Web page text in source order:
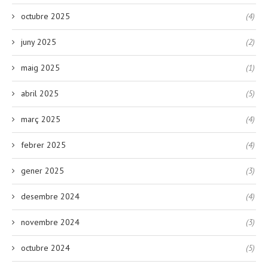
octubre 2025 (4)
juny 2025 (2)
maig 2025 (1)
abril 2025 (5)
març 2025 (4)
febrer 2025 (4)
gener 2025 (3)
desembre 2024 (4)
novembre 2024 (3)
octubre 2024 (5)